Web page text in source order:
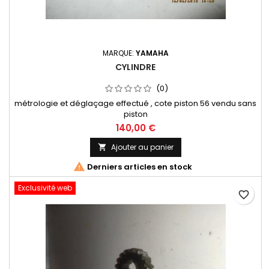
MARQUE: YAMAHA
CYLINDRE
(0)
métrologie et déglaçage effectué , cote piston 56 vendu sans
piston
140,00 €
 Ajouter au panier
 Derniers articles en stock
Exclusivité web
favorite_border